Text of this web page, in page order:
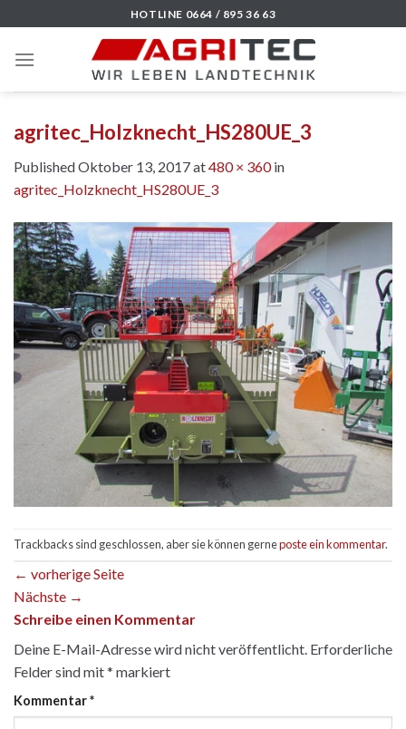
to
content
HOTLINE 0664 / 895 36 63
agritec_Holzknecht_HS280UE_3
PublishedOktober 13, 2017at480 × 360in
agritec_Holzknecht_HS280UE_3
Trackbacks sind geschlossen, aber sie können gerneposte ein kommentar.
← vorherige Seite
Nächste →
Schreibe einen Kommentar
Deine E-Mail-Adresse wird nicht veröffentlicht. Erforderliche
Felder sind mit* markiert
Kommentar*